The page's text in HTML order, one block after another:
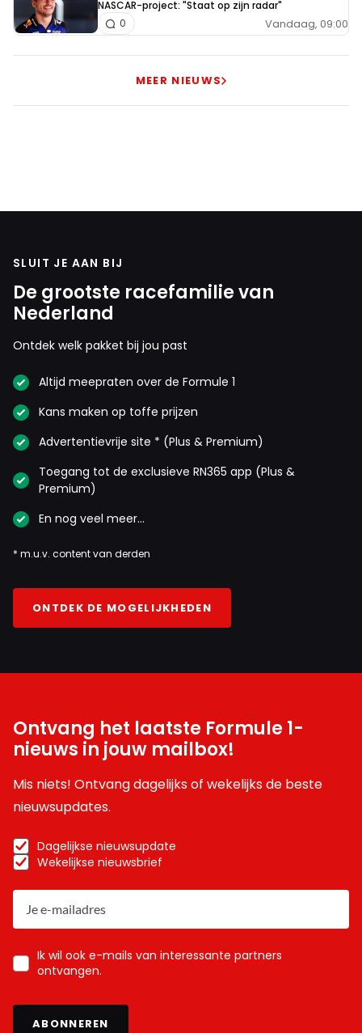
NASCAR-project: "Staat op zijn radar"
Vandaag, 09:00
0
MEER NIEUWS
SLUIT JE AAN BIJ
De grootste racefamilie van
Nederland
Ontdek welk pakket bij jou past
Altijd meepraten over de Formule 1
Kans maken op toffe prijzen
Advertentievrije site * (Plus & Premium)
Toegang tot de exclusieve RN365 app (Plus &
Premium)
En nog veel meer…
* m.u.v. content van derden
ONTDEK DE MOGELIJKHEDEN
Ontvang het laatste Formule 1-
nieuws in jouw mailbox!
Mis niets! Ontvang dagelijks of wekelijks de beste
nieuwsupdates.
Dagelijkse nieuwsupdate
Wekelijkse nieuwsbrief
Ik wil ook e-mails van interessante partners
ontvangen.
ABONNEREN